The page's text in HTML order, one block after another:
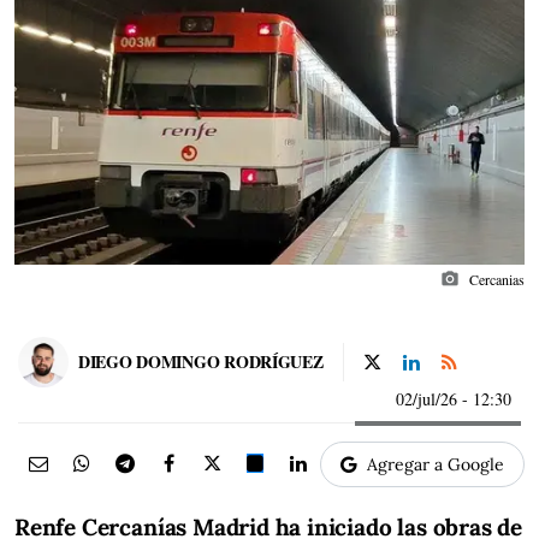
photo_camera Cercanias
DIEGO DOMINGO RODRÍGUEZ
02/jul/26 - 12:30
Agregar a Google
Renfe Cercanías Madrid ha iniciado las obras de